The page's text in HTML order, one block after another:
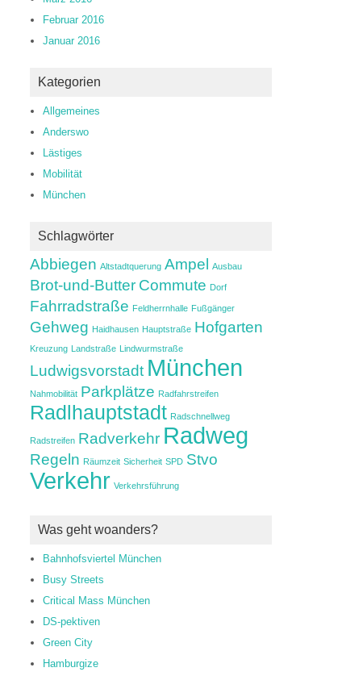
Februar 2016
Januar 2016
Kategorien
Allgemeines
Anderswo
Lästiges
Mobilität
München
Schlagwörter
Abbiegen Altstadtquerung Ampel Ausbau
Brot-und-Butter Commute Dorf
Fahrradstraße Feldherrnhalle Fußgänger
Gehweg Haidhausen Hauptstraße Hofgarten
Kreuzung Landstraße Lindwurmstraße
Ludwigsvorstadt München
Nahmobilität Parkplätze Radfahrstreifen
Radlhauptstadt Radschnellweg
Radstreifen Radverkehr Radweg
Regeln Räumzeit Sicherheit SPD Stvo
Verkehr Verkehrsführung
Was geht woanders?
Bahnhofsviertel München
Busy Streets
Critical Mass München
DS-pektiven
Green City
Hamburgize